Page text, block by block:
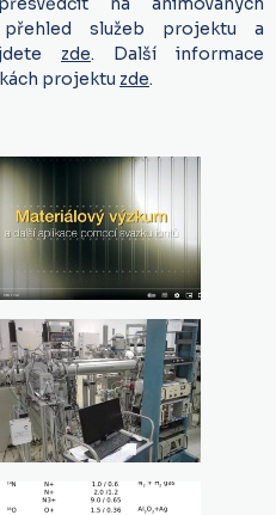
služeb projektu a
zde. Další informace
projektu zde.